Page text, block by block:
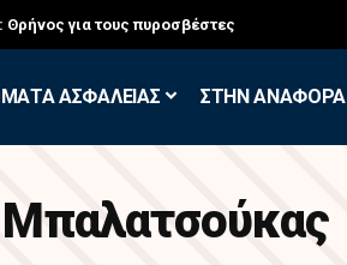
για τους πυροσβέστες
ΑΣΦΑΛΕΙΑΣ ΣΤΗΝ ΑΝΑΦΟΡΑ